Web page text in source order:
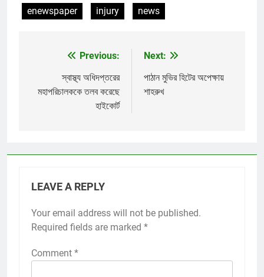
enewspaper injury news
navigation
Previous:
স্বাস্থ্য অধিদপ্তরের
মহাপরিচালককে তলব করেছে
হাইকোর্ট
Next:
পাঠান মুভির হিটের অপেক্ষায়
শাহরুখ
LEAVE A REPLY
Your email address will not be published.
Required fields are marked *
Comment *